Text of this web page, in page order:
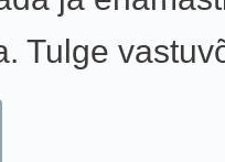
Tulge